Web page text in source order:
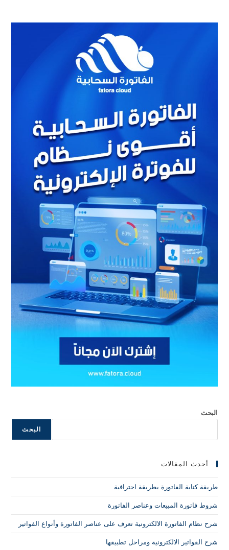
البحث
البحث
أحدث المقالات
طريقة كتابة الفاتورة بطريقة احترافية
شروط فاتورة المبيعات وعناصر الفاتورة
شرح نظام الفاتورة الالكترونية تعرف على عناصر الفاتورة وأنواع الفواتير
شرح الفواتير الالكترونية ومراحل تطبيقها